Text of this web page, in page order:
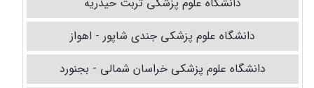
دانشگاه علوم پزشکی جندی شاپور - اهواز
دانشگاه علوم پزشکی خراسان شمالی - بجنورد